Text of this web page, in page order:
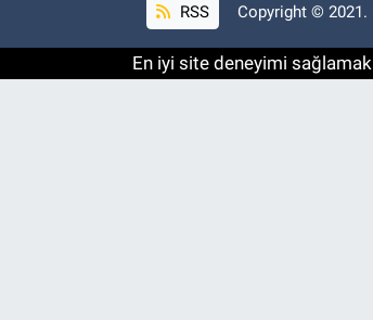
RSS Copyright © 2021.
En iyi site deneyimi